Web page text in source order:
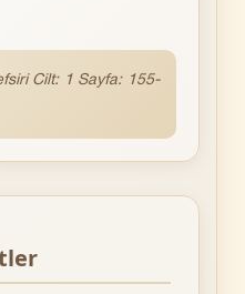
Cilt: 1 Sayfa: 155-